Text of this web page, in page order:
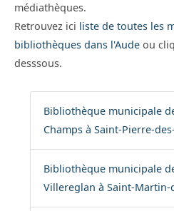
médiathèques.
Retrouvez ici liste de toutes les
bibliothèques dans l'Aude ou
desssous.
Bibliothèque municipale
Champs à Saint-Pierre-
Bibliothèque municipale
Villereglan à Saint-Martin-